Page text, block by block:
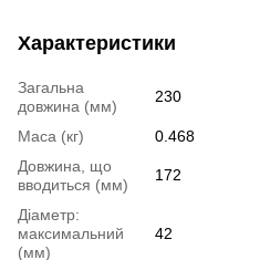
Характеристики
Загальна
довжина (мм)
230
Маса (кг)
0.468
Довжина, що
вводиться (мм)
172
Діаметр:
максимальний
(мм)
42